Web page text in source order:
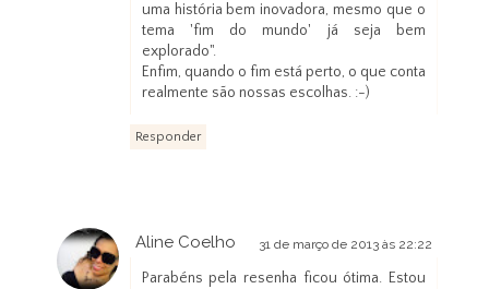
uma história bem inovadora, mesmo que o
tema 'fim do mundo' já seja bem
explorado".
Enfim, quando o fim está perto, o que conta
realmente são nossas escolhas. :-)
Responder
Aline Coelho 31 de março de 2013 às 22:22
Parabéns pela resenha ficou ótima. Estou